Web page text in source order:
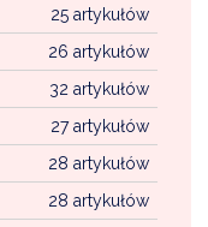
25 artykułów
26 artykułów
32 artykułów
27 artykułów
28 artykułów
28 artykułów